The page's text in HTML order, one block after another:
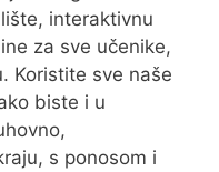
interaktivnu
za sve učenike,
Koristite sve naše
biste i u
s ponosom i